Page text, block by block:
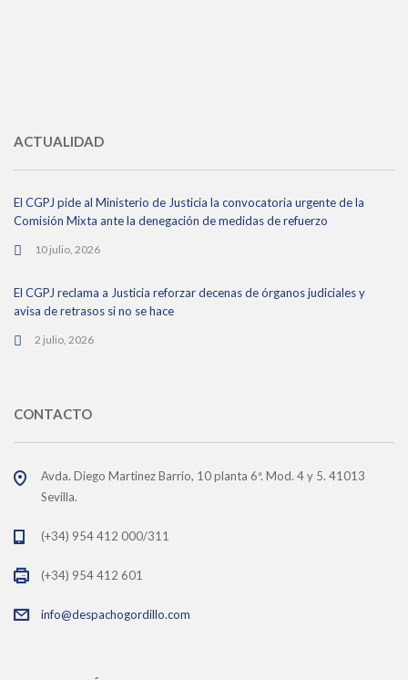
ACTUALIDAD
El CGPJ pide al Ministerio de Justicia la convocatoria urgente de la
Comisión Mixta ante la denegación de medidas de refuerzo
10 julio, 2026
El CGPJ reclama a Justicia reforzar decenas de órganos judiciales y
avisa de retrasos si no se hace
2 julio, 2026
CONTACTO
Avda. Diego Martinez Barrio, 10 planta 6ª. Mod. 4 y 5. 41013
Sevilla.
(+34) 954 412 000/311
(+34) 954 412 601
info@despachogordillo.com